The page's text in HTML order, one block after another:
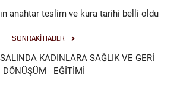
anahtar teslim ve kura tarihi belli oldu
SONRAKI HABER
KADINLARA SAĞLIK VE GERİ
DÖNÜŞÜM EĞİTİMİ